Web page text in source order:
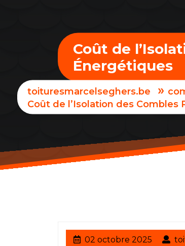
Coût de
Énergétiques
toituresmarcelseghers.be »
Coût de l’Isolation des Combles
02 octobre 2025